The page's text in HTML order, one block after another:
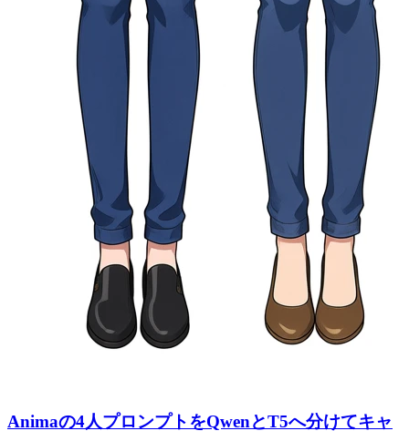
Animaの4人プロンプトをQwenとT5へ分けてキャ